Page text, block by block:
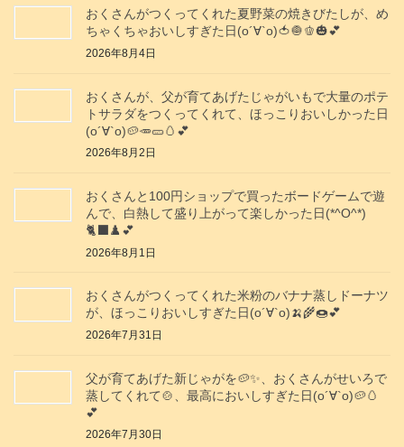
おくさんがつくってくれた夏野菜の焼きびたしが、め
ちゃくちゃおいしすぎた日(о´∀`о)🍅🧅🫑🎃💕
2026年8月4日
おくさんが、父が育てあげたじゃがいもで大量のポテ
トサラダをつくってくれて、ほっこりおいしかった日
(о´∀`о)🥔🥕🥒🥚💕
2026年8月2日
おくさんと100円ショップで買ったボードゲームで遊
んで、白熱して盛り上がって楽しかった日(*^O^*)
🐈‍⬛♟️💕
2026年8月1日
おくさんがつくってくれた米粉のバナナ蒸しドーナツ
が、ほっこりおいしすぎた日(о´∀`о)🍌🌾🍩💕
2026年7月31日
父が育てあげた新じゃがを🥔✨️、おくさんがせいろで
蒸してくれて🍲、最高においしすぎた日(о´∀`о)🥔🥚
💕
2026年7月30日